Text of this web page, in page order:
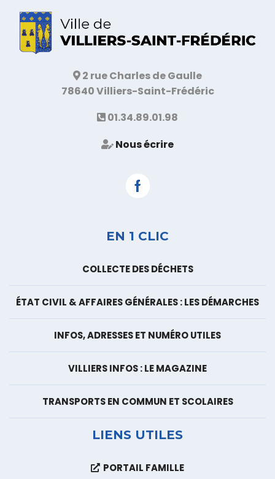
2 rue Charles de Gaulle
78640 Villiers-Saint-Frédéric
01.34.89.01.98
Nous écrire
Facebook
EN 1 CLIC
COLLECTE DES DÉCHETS
ÉTAT CIVIL & AFFAIRES GÉNÉRALES : LES DÉMARCHES
INFOS, ADRESSES ET NUMÉRO UTILES
VILLIERS INFOS : LE MAGAZINE
TRANSPORTS EN COMMUN ET SCOLAIRES
LIENS UTILES
PORTAIL FAMILLE